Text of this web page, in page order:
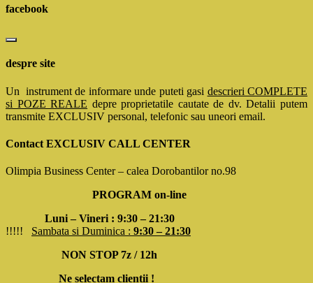
facebook
despre site
Un instrument de informare unde puteti gasi descrieri COMPLETE
si POZE REALE depre proprietatile cautate de dv. Detalii putem
transmite EXCLUSIV personal, telefonic sau uneori email.
Contact EXCLUSIV CALL CENTER
Olimpia Business Center – calea Dorobantilor no.98
PROGRAM on-line
Luni – Vineri : 9:30 – 21:30
!!!!! Sambata si Duminica : 9:30 – 21:30
NON STOP 7z / 12h
Ne selectam clientii !